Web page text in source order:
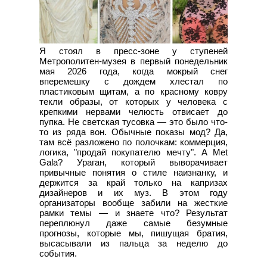
Я стоял в пресс-зоне у ступеней
Метрополитен-музея в первый понедельник
мая 2026 года, когда мокрый снег
вперемешку с дождем хлестал по
пластиковым щитам, а по красному ковру
текли образы, от которых у человека с
крепкими нервами челюсть отвисает до
пупка. Не светская тусовка — это было что-
то из ряда вон. Обычные показы мод? Да,
там всё разложено по полочкам: коммерция,
логика, "продай покупателю мечту". А Met
Gala? Ураган, который выворачивает
привычные понятия о стиле наизнанку, и
держится за край только на капризах
дизайнеров и их муз. В этом году
организаторы вообще забили на жесткие
рамки темы — и знаете что? Результат
переплюнул даже самые безумные
прогнозы, которые мы, пишущая братия,
высасывали из пальца за неделю до
события.